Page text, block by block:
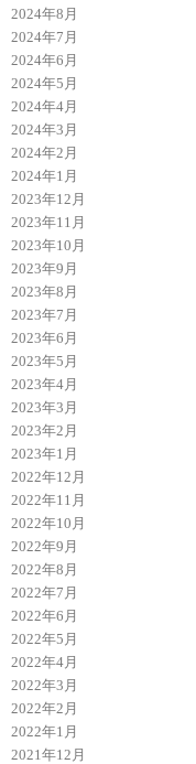
2024年8月
2024年7月
2024年6月
2024年5月
2024年4月
2024年3月
2024年2月
2024年1月
2023年12月
2023年11月
2023年10月
2023年9月
2023年8月
2023年7月
2023年6月
2023年5月
2023年4月
2023年3月
2023年2月
2023年1月
2022年12月
2022年11月
2022年10月
2022年9月
2022年8月
2022年7月
2022年6月
2022年5月
2022年4月
2022年3月
2022年2月
2022年1月
2021年12月